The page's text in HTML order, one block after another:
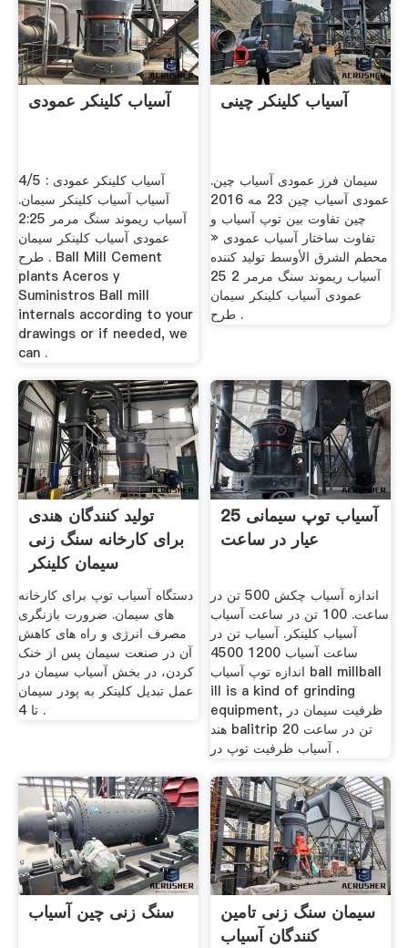
آسیاب کلینکر عمودی
آسیاب کلینکر عمودی : 4/5
آسیاب آسیاب کلینکر سیمان.
آسیاب ریموند سنگ مرمر 2:25
عمودی آسیاب کلینکر سیمان
طرح . Ball Mill Cement
plants Aceros y
Suministros Ball mill
internals according to your
drawings or if needed, we
can .
آسیاب کلینکر چینی
سیمان فرز عمودی آسیاب چین.
عمودی آسیاب چین 23 مه 2016
چین تفاوت بین توپ آسیاب و
تفاوت ساختار آسیاب عمودی «
محطم الشرق الأوسط تولید کننده
آسیاب ریموند سنگ مرمر 2 25
عمودی آسیاب کلینکر سیمان
طرح .
تولید کنندگان هندی
برای کارخانه سنگ زنی
سیمان کلینکر
دستگاه آسیاب توپ برای کارخانه
های سیمان. ضرورت بازنگری
مصرف انرژی و راه های کاهش
آن در صنعت سیمان پس از خنک
کردن، در بخش آسیاب سیمان در
عمل تبدیل کلینکر به پودر سیمان
تا 4 .
آسیاب توپ سیمانی 25
عیار در ساعت
اندازه آسیاب چکش 500 تن در
ساعت. 100 تن در ساعت آسیاب
آسیاب کلینکر. آسیاب تن در
ساعت آسیاب 1200 4500
اندازه توپ آسیاب ball millball
ill is a kind of grinding
equipment, ظرفیت سیمان در
هند balitrip 20 تن در ساعت
آسیاب ظرفیت توپ در .
سنگ زنی چین آسیاب
سیمان سنگ زنی تامین
کنندگان آسیاب